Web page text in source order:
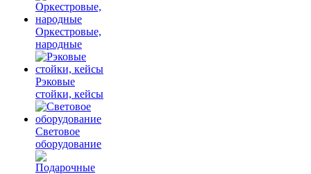
Оркестровые,
народные
Рэковые
стойки, кейсы
Световое
оборудование